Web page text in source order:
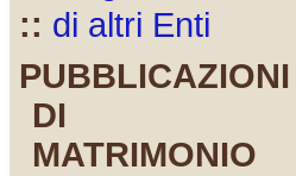
:: di altri Enti
PUBBLICAZIONI
DI
MATRIMONIO